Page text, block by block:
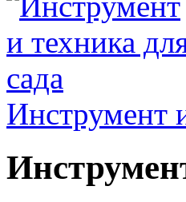
Инструмент